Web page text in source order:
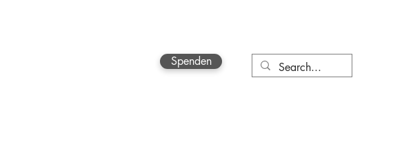
Spenden